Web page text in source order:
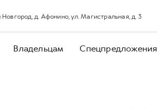
д. Афонино, ул. Магистральная, д. 3
Владельцам Спецпредложения